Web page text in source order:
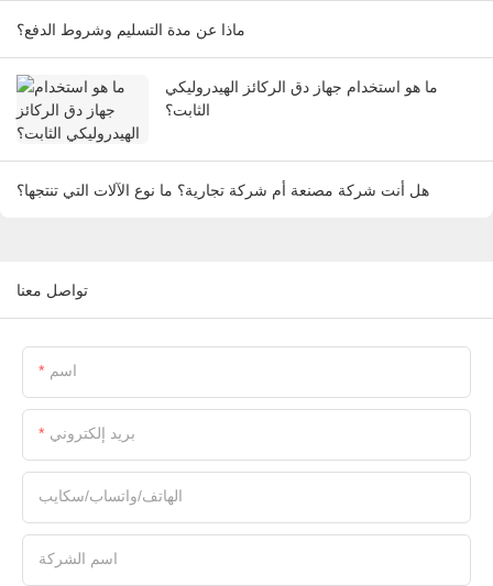
ماذا عن مدة التسليم وشروط الدفع؟
ما هو استخدام جهاز دق الركائز الهيدروليكي
الثابت؟
هل أنت شركة مصنعة أم شركة تجارية؟ ما نوع الآلات التي تنتجها؟
تواصل معنا
اسم
بريد إلكتروني
الهاتف/واتساب/سكايب
اسم الشركة